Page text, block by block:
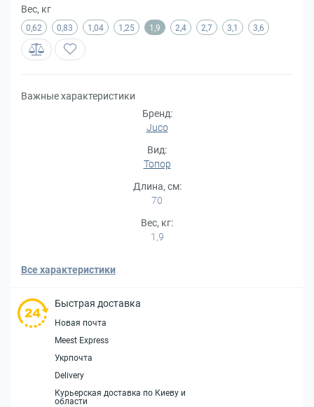
Вес, кг
0,62 0,83 1,04 1,25 1,9 2,4 2,7 3,1 3,6
Важные характеристики
Бренд:
Juco
Вид:
Топор
Длина, см:
70
Вес, кг:
1,9
Все характеристики
Быстрая доставка
Новая почта
Meest Express
Укрпочта
Delivery
Курьерская доставка по Киеву и
области